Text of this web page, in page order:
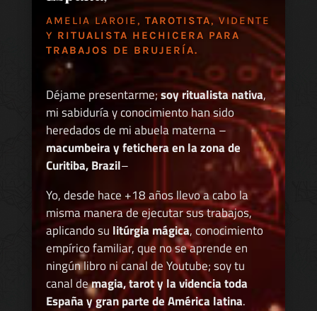
AMELIA LAROIE, TAROTISTA, VIDENTE
Y RITUALISTA HECHICERA PARA
TRABAJOS DE BRUJERÍA.
Déjame presentarme;soy ritualista nativa,
mi sabiduría y conocimiento han sido
heredados de mi abuela materna –
macumbeira y fetichera en la zona de
Curitiba, Brazil–
Yo, desde hace +18 años llevo a cabo la
misma manera de ejecutar sus trabajos,
aplicando su litúrgia mágica, conocimiento
empírico familiar, que no se aprende en
ningún libro ni canal de Youtube; soy tu
canal demagia, tarot y la videncia toda
España y gran parte de América latina.